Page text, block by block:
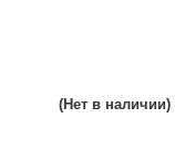
(Нет в наличии)